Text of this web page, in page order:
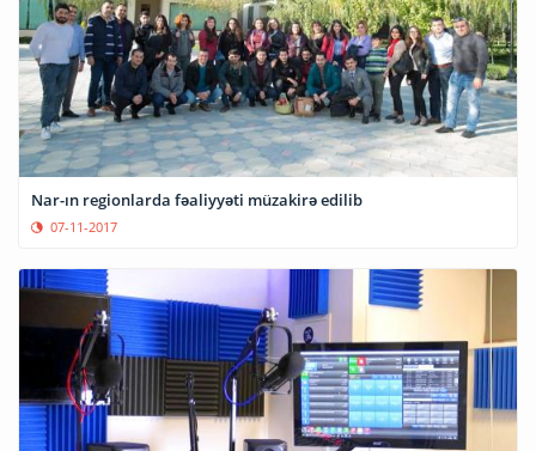
Nar-ın regionlarda fəaliyyəti müzakirə edilib
07-11-2017